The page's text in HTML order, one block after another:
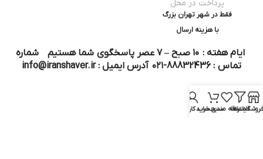
پرداخت در محل
فقط در شهر تهران بزرگ
با هزینه ارسال
ایام هفته : ۱۰ صبح – ۷ عصر پاسخگوی شما هستیم شماره
تماس : 88832436-۰۲۱ آدرس ایمیل : info@iranshaver.ir
فروشگاهفیلترها
علاقه مندیسبد خرید
حساب کاربری من